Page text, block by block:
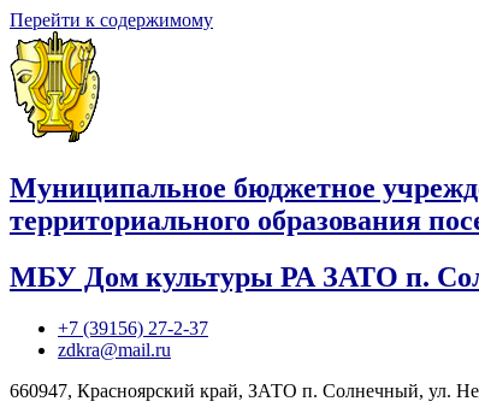
Перейти к содержимому
Муниципальное бюджетное
территориального образования
МБУ Дом культуры РА ЗАТО п.
+7 (39156) 27-2-37
zdkra@mail.ru
660947, Красноярский край, ЗАТО п. Солнечный, ул.